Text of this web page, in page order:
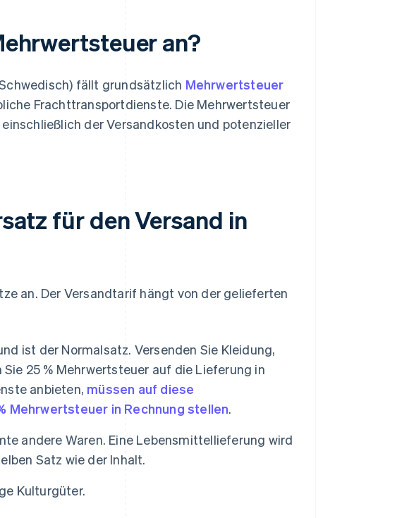
an?
fällt grundsätzlich Mehrwertsteuer
Frachttransportdienste. Die Mehrwertsteuer
der Versandkosten und potenzieller
für den Versand in
an. Der Versandtarif hängt von der gelieferten
ist der Normalsatz. Versenden Sie Kleidung,
25 % Mehrwertsteuer auf die Lieferung in
anbieten, müssen auf diese
Mehrwertsteuer in Rechnung stellen.
andere Waren. Eine Lebensmittellieferung wird
Satz wie der Inhalt.
Kulturgüter.